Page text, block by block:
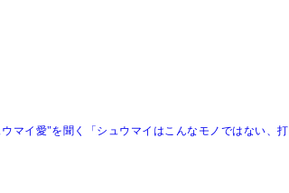
イ愛"を聞く「シュウマイはこんなモノではない、